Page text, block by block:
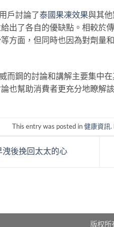
戶討論了泰國果凍效果與其
出了各自的優缺點。相較於
方面，但同時也因為對劑量
而鋼的討論和講解主要集中
也幫助消費者更充分地瞭解
This entry was posted in健康資訊.
後挽回太太的心
版权所